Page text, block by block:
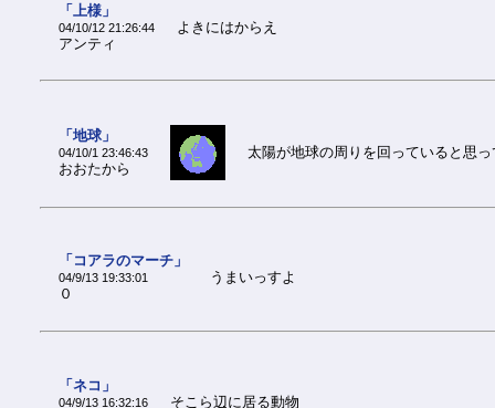
「上様」
04/10/12 21:26:44
アンティ
よきにはからえ
「地球」
04/10/1 23:46:43
おおたから
太陽が地球の周りを回っていると思
「コアラのマーチ」
04/9/13 19:33:01
０
うまいっすよ
「ネコ」
04/9/13 16:32:16 そこら辺に居る動物